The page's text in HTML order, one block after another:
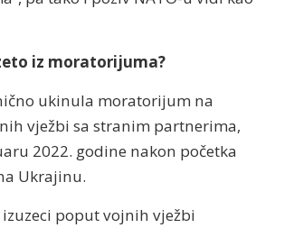
iz moratorijuma?
ukinula moratorijum na
vježbi sa stranim partnerima,
2022. godine nakon početka
Ukrajinu.
poput vojnih vježbi